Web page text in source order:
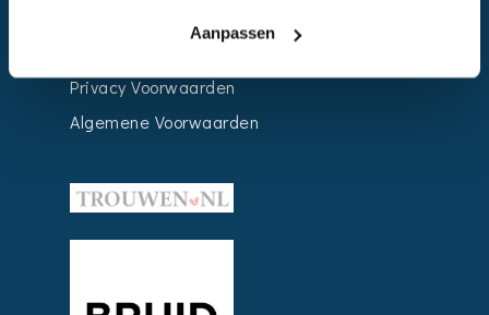
Aanpassen
Privacy Voorwaarden
Algemene Voorwaarden